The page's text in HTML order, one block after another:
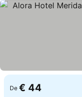
De € 44